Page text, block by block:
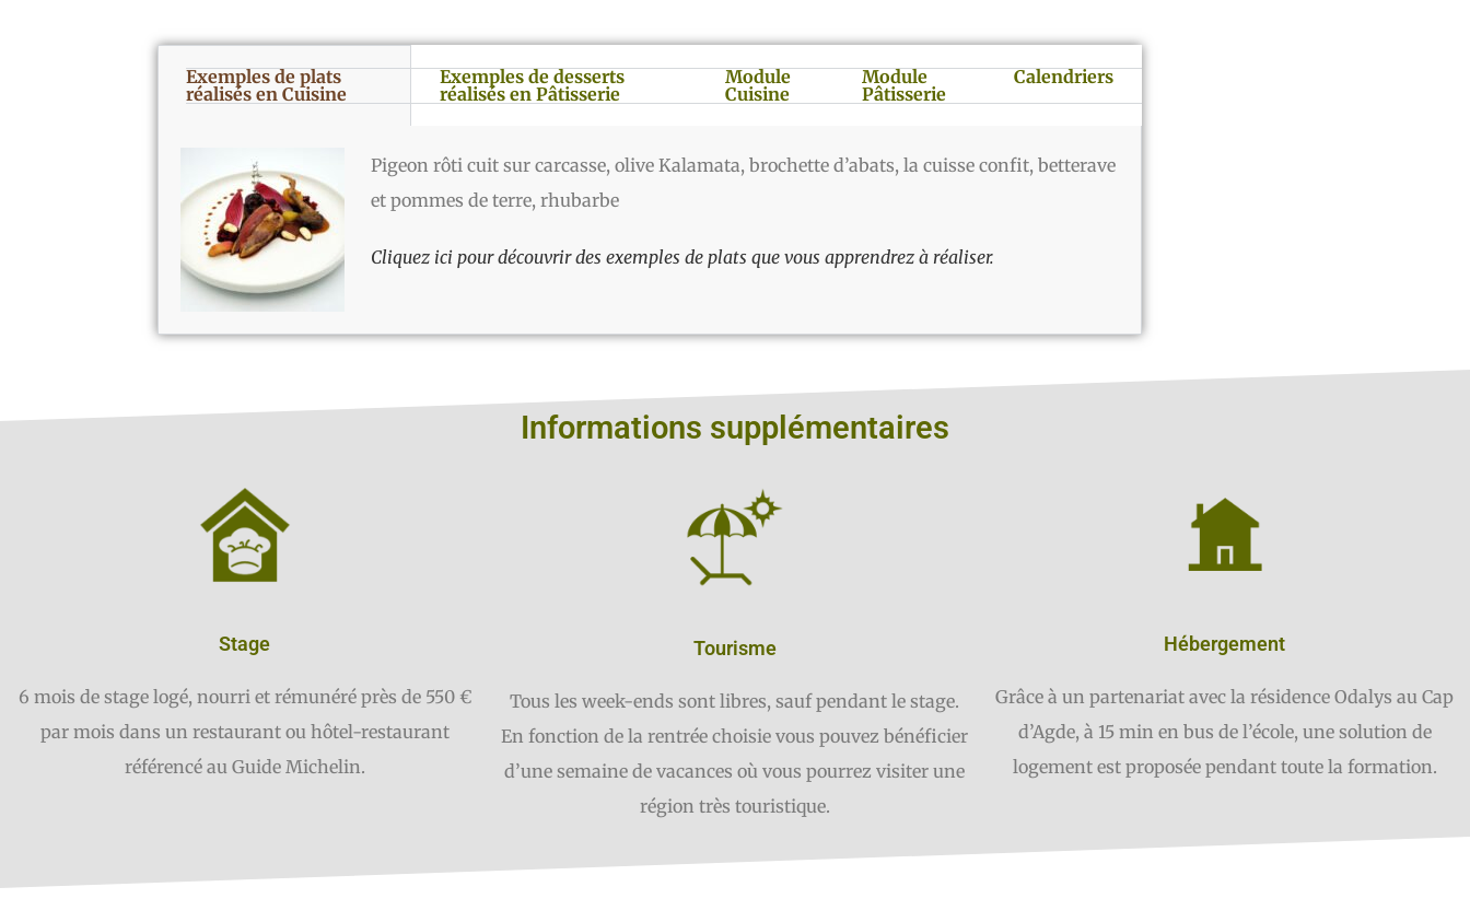
Exemples de plats
réalisés en Cuisine
Exemples de desserts
réalisés en Pâtisserie
Module
Cuisine
Module
Pâtisserie
Calendriers
Pigeon rôti cuit sur carcasse, olive Kalamata, brochette d’abats, la cuisse confit, betterave
et pommes de terre, rhubarbe
Cliquez ici pour découvrir des exemples de plats que vous apprendrez à réaliser.
Informations supplémentaires
Stage
6 mois de stage logé, nourri et rémunéré près de 550 €
par mois dans un restaurant ou hôtel-restaurant
référencé au Guide Michelin.
Tourisme
Tous les week-ends sont libres, sauf pendant le stage.
En fonction de la rentrée choisie vous pouvez bénéficier
d’une semaine de vacances où vous pourrez visiter une
région très touristique.
Hébergement
Grâce à un partenariat avec la résidence Odalys au Cap
d’Agde, à 15 min en bus de l’école, une solution de
logement est proposée pendant toute la formation.